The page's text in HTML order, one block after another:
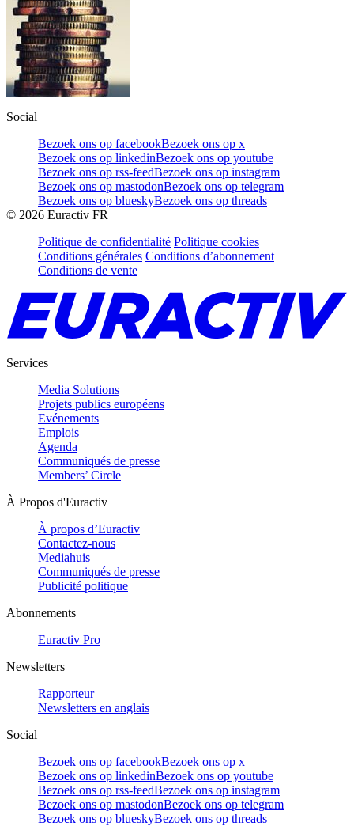
Social
Bezoek ons op facebookBezoek ons op x
Bezoek ons op linkedinBezoek ons op youtube
Bezoek ons op rss-feedBezoek ons op instagram
Bezoek ons op mastodonBezoek ons op telegram
Bezoek ons op blueskyBezoek ons op threads
© 2026 Euractiv FR
Politique de confidentialité Politique cookies
Conditions générales Conditions d’abonnement
Conditions de vente
Services
Media Solutions
Projets publics européens
Evénements
Emplois
Agenda
Communiqués de presse
Members’ Circle
À Propos d'Euractiv
À propos d’Euractiv
Contactez-nous
Mediahuis
Communiqués de presse
Publicité politique
Abonnements
Euractiv Pro
Newsletters
Rapporteur
Newsletters en anglais
Social
Bezoek ons op facebookBezoek ons op x
Bezoek ons op linkedinBezoek ons op youtube
Bezoek ons op rss-feedBezoek ons op instagram
Bezoek ons op mastodonBezoek ons op telegram
Bezoek ons op blueskyBezoek ons op threads